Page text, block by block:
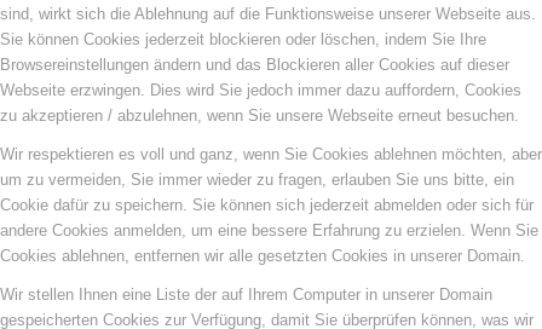
sind, wirkt sich die Ablehnung auf die Funktionsweise unserer Webseite aus.
Sie können Cookies jederzeit blockieren oder löschen, indem Sie Ihre
Browsereinstellungen ändern und das Blockieren aller Cookies auf dieser
Webseite erzwingen. Dies wird Sie jedoch immer dazu auffordern, Cookies
zu akzeptieren / abzulehnen, wenn Sie unsere Webseite erneut besuchen.
Wir respektieren es voll und ganz, wenn Sie Cookies ablehnen möchten, aber
um zu vermeiden, Sie immer wieder zu fragen, erlauben Sie uns bitte, ein
Cookie dafür zu speichern. Sie können sich jederzeit abmelden oder sich für
andere Cookies anmelden, um eine bessere Erfahrung zu erzielen. Wenn Sie
Cookies ablehnen, entfernen wir alle gesetzten Cookies in unserer Domain.
Wir stellen Ihnen eine Liste der auf Ihrem Computer in unserer Domain
gespeicherten Cookies zur Verfügung, damit Sie überprüfen können, was wir